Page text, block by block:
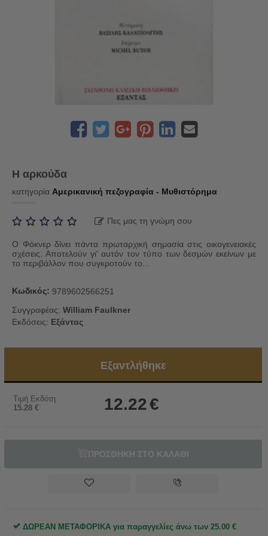
Η αρκούδα
κατηγορία Αμερικανική πεζογραφία - Μυθιστόρημα
Πες μας τη γνώμη σου
Ο Φόκνερ δίνει πάντα πρωταρχική σημασία στις οικογενειακές
σχέσεις. Αποτελούν γι' αυτόν τον τύπο των δεσμών εκείνων με
το περιβάλλον που συγκροτούν το...
Κωδικός: 9789602566251
Συγγραφέας: William Faulkner
Εκδόσεις: Εξάντας
Εξαντλήθηκε
Τιμή Εκδότη
15.28 € 12.22€
ΠΡΟΣΘΗΚΗ ΣΤΟ ΚΑΛΑΘΙ
ΔΩΡΕΑΝ ΜΕΤΑΦΟΡΙΚΑ για παραγγελίες άνω των 25.00 €